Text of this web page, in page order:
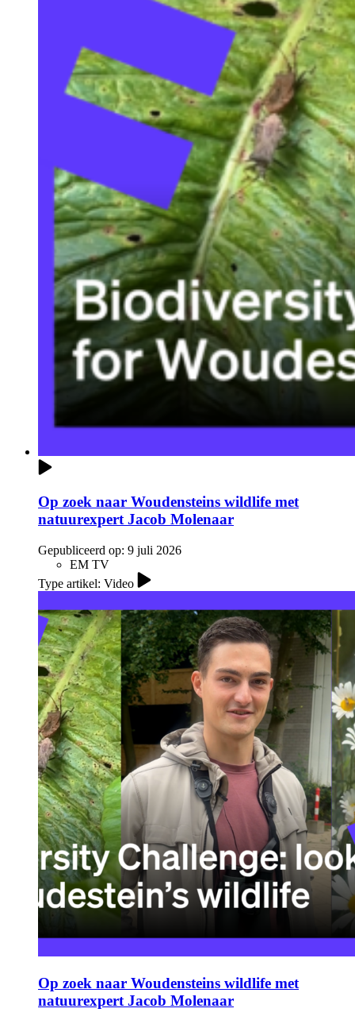
Op zoek naar Woudensteins wildlife met
natuurexpert Jacob Molenaar
Gepubliceerd op: 9 juli 2026
EM TV
Type artikel: Video
Op zoek naar Woudensteins wildlife met
natuurexpert Jacob Molenaar